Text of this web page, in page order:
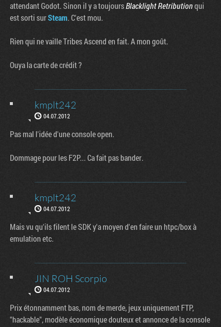
attendant Godot. Sinon il y a toujoursBlacklight Retributionqui
est sorti surSteam. C'est mou.
Rien qui ne vaille Tribes Ascend en fait. A mon goût.
Ouya la carte de crédit ?
kmplt242
04.07.2012
Pas mal l'idée d'une console open.
Dommage pour les F2P... Ca fait pas bander.
kmplt242
04.07.2012
Mais vu qu'ils filent le SDK y'a moyen d'en faire un htpc/box à
emulation etc.
JIN ROH Scorpio
04.07.2012
Prix étonnamment bas, nom de merde, jeux uniquement FTP,
"hackable", modèle économique douteux et annonce de la console